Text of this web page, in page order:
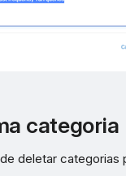
categoria
deletar categorias